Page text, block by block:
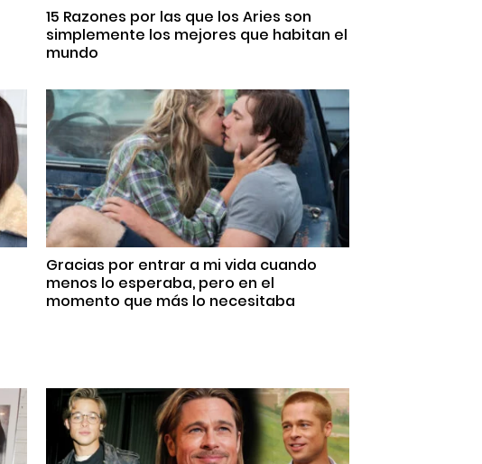
15 Razones por las que los Aries son
simplemente los mejores que habitan el
mundo
Gracias por entrar a mi vida cuando
menos lo esperaba, pero en el
momento que más lo necesitaba